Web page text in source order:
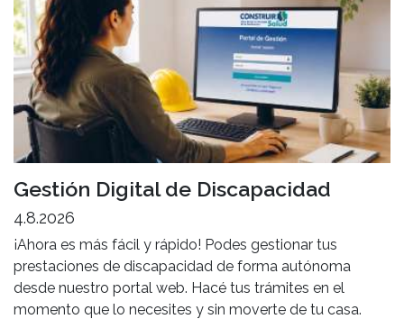
Gestión Digital de Discapacidad
4.8.2026
¡Ahora es más fácil y rápido! Podes gestionar tus
prestaciones de discapacidad de forma autónoma
desde nuestro portal web. Hacé tus trámites en el
momento que lo necesites y sin moverte de tu casa.